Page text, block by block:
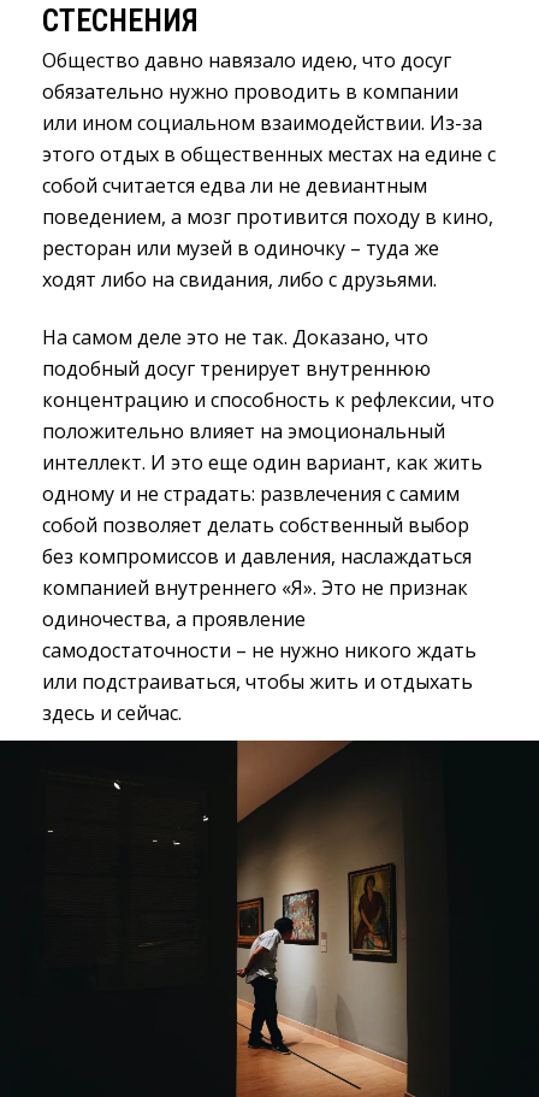
СТЕСНЕНИЯ
Общество давно навязало идею, что досуг
обязательно нужно проводить в компании
или ином социальном взаимодействии. Из-за
этого отдых в общественных местах на едине с
собой считается едва ли не девиантным
поведением, а мозг противится походу в кино,
ресторан или музей в одиночку – туда же
ходят либо на свидания, либо с друзьями.
На самом деле это не так. Доказано, что
подобный досуг тренирует внутреннюю
концентрацию и способность к рефлексии, что
положительно влияет на эмоциональный
интеллект. И это еще один вариант, как жить
одному и не страдать: развлечения с самим
собой позволяет делать собственный выбор
без компромиссов и давления, наслаждаться
компанией внутреннего «Я». Это не признак
одиночества, а проявление
самодостаточности – не нужно никого ждать
или подстраиваться, чтобы жить и отдыхать
здесь и сейчас.